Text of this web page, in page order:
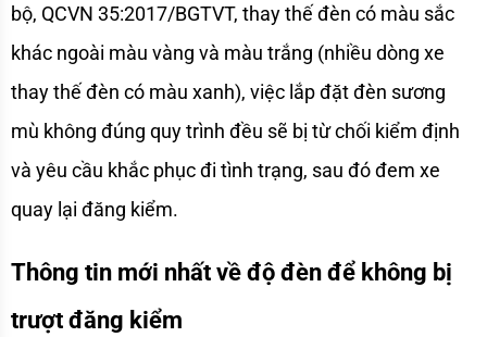
bộ, QCVN 35:2017/BGTVT, thay thế đèn có màu sắc
khác ngoài màu vàng và màu trắng (nhiều dòng xe
thay thế đèn có màu xanh), việc lắp đặt đèn sương
mù không đúng quy trình đều sẽ bị từ chối kiểm định
và yêu cầu khắc phục đi tình trạng, sau đó đem xe
quay lại đăng kiểm.
Thông tin mới nhất về độ đèn để không bị
trượt đăng kiểm